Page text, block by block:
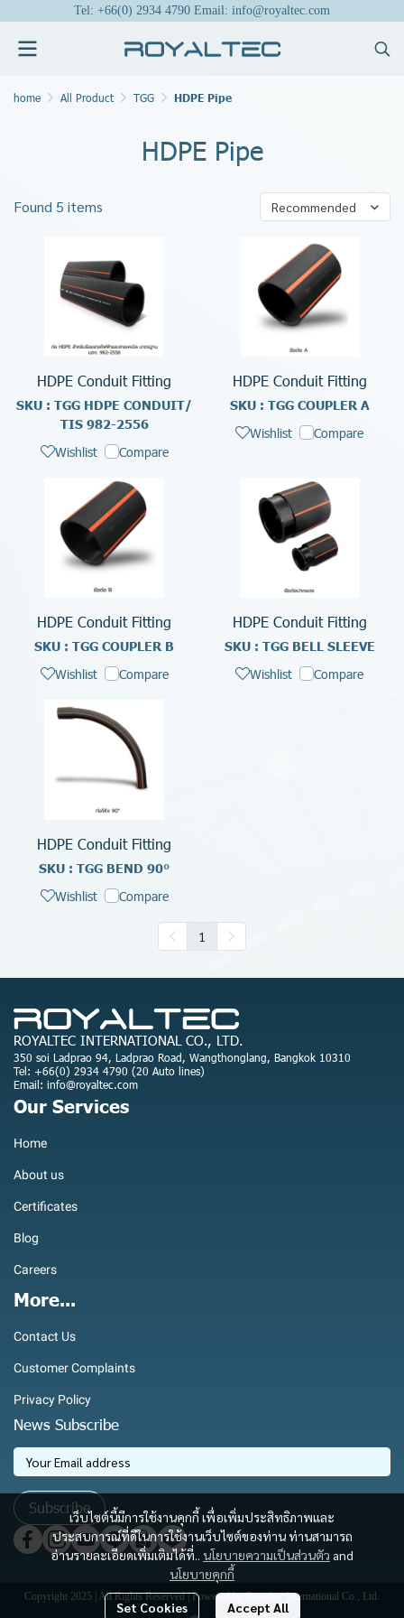
Tel: +66(0) 2934 4790 Email: info@royaltec.com
home All Product TGG HDPE Pipe
HDPE Pipe
Found 5 items Recommended
HDPE Conduit Fitting
SKU : TGG HDPE CONDUIT/
TIS 982-2556
Wishlist Compare
HDPE Conduit Fitting
SKU : TGG COUPLER A
Wishlist Compare
HDPE Conduit Fitting
SKU : TGG COUPLER B
Wishlist Compare
HDPE Conduit Fitting
SKU : TGG BELL SLEEVE
Wishlist Compare
HDPE Conduit Fitting
SKU : TGG BEND 90°
Wishlist Compare
1
เว็บไซต์นี้มีการใช้งานคุกกี้ เพื่อเพิ่มประสิทธิภาพและ
ประสบการณ์ที่ดีในการใช้งานเว็บไซต์ของท่าน ท่านสามารถ
อ่านรายละเอียดเพิ่มเติมได้ที่.. นโยบายความเป็นส่วนตัว and
นโยบายคุกกี้
Set Cookies Accept All
ROYALTEC INTERNATIONAL CO., LTD.
350 soi Ladprao 94, Ladprao Road, Wangthonglang, Bangkok 10310
Tel: +66(0) 2934 4790 (20 Auto lines)
Email: info@royaltec.com
Our Services
Home
About us
Certificates
Blog
Careers
More...
Contact Us
Customer Complaints
Privacy Policy
News Subscribe
Subscribe
Copyright 2025 | All Rights Reserved | Powered by Royaltec International Co., Ltd.